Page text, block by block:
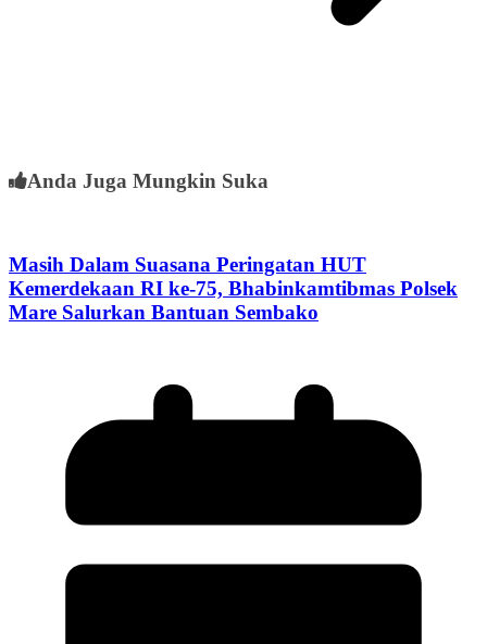
Anda Juga Mungkin Suka
Masih Dalam Suasana Peringatan HUT
Kemerdekaan RI ke-75, Bhabinkamtibmas Polsek
Mare Salurkan Bantuan Sembako